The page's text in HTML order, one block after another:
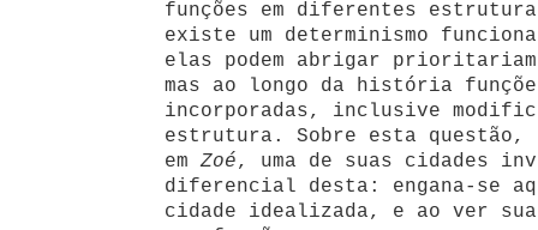
funções em diferentes
existe um determinismo
elas podem abrigar
mas ao longo da história
incorporadas, inclusive
estrutura. Sobre esta
emZoé, uma de suas cidades
diferencial desta: engana-se
cidade idealizada, e ao ver